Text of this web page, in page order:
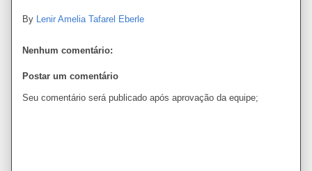
By Lenir Amelia Tafarel Eberle
Nenhum comentário:
Postar um comentário
Seu comentário será publicado após aprovação da equipe;